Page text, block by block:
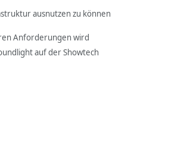
ausnutzen zu können
Anforderungen wird
auf der Showtech